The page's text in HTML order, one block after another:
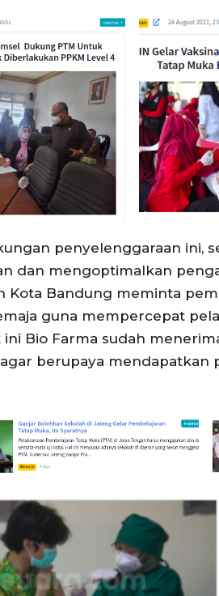
penyelenggaraan ini,
dan mengoptimalkan
Kota Bandung meminta
guna mempercepat
ini Bio Farma sudah
berupaya mendapatkan